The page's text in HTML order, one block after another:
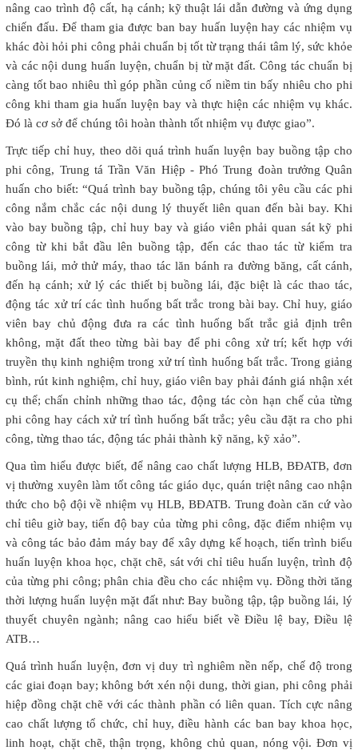
nâng cao trình độ cất, hạ cánh; kỹ thuật lái dẫn đường và ứng dụng
chiến đấu. Để tham gia được ban bay huấn luyện hay các nhiệm vụ
khác đòi hỏi phi công phải chuẩn bị tốt từ trạng thái tâm lý, sức khỏe
và các nội dung huấn luyện, chuẩn bị từ mặt đất. Công tác chuẩn bị
càng tốt bao nhiêu thì góp phần củng cố niềm tin bấy nhiêu cho phi
công khi tham gia huấn luyện bay và thực hiện các nhiệm vụ khác.
Đó là cơ sở để chúng tôi hoàn thành tốt nhiệm vụ được giao”.
Trực tiếp chỉ huy, theo dõi quá trình huấn luyện bay buồng tập cho
phi công, Trung tá Trần Văn Hiệp - Phó Trung đoàn trưởng Quân
huấn cho biết: “Quá trình bay buồng tập, chúng tôi yêu cầu các phi
công nắm chắc các nội dung lý thuyết liên quan đến bài bay. Khi
vào bay buồng tập, chỉ huy bay và giáo viên phải quan sát kỹ phi
công từ khi bắt đầu lên buồng tập, đến các thao tác từ kiểm tra
buồng lái, mở thử máy, thao tác lăn bánh ra đường băng, cất cánh,
đến hạ cánh; xử lý các thiết bị buồng lái, đặc biệt là các thao tác,
động tác xử trí các tình huống bất trắc trong bài bay. Chỉ huy, giáo
viên bay chủ động đưa ra các tình huống bất trắc giả định trên
không, mặt đất theo từng bài bay để phi công xử trí; kết hợp với
truyền thụ kinh nghiệm trong xử trí tình huống bất trắc. Trong giảng
bình, rút kinh nghiệm, chỉ huy, giáo viên bay phải đánh giá nhận xét
cụ thể; chấn chỉnh những thao tác, động tác còn hạn chế của từng
phi công hay cách xử trí tình huống bất trắc; yêu cầu đặt ra cho phi
công, từng thao tác, động tác phải thành kỹ năng, kỹ xảo”.
Qua tìm hiểu được biết, để nâng cao chất lượng HLB, BĐATB, đơn
vị thường xuyên làm tốt công tác giáo dục, quán triệt nâng cao nhận
thức cho bộ đội về nhiệm vụ HLB, BĐATB. Trung đoàn căn cứ vào
chỉ tiêu giờ bay, tiến độ bay của từng phi công, đặc điểm nhiệm vụ
và công tác bảo đảm máy bay để xây dựng kế hoạch, tiến trình biểu
huấn luyện khoa học, chặt chẽ, sát với chỉ tiêu huấn luyện, trình độ
của từng phi công; phân chia đều cho các nhiệm vụ. Đồng thời tăng
thời lượng huấn luyện mặt đất như: Bay buồng tập, tập buồng lái, lý
thuyết chuyên ngành; nâng cao hiểu biết về Điều lệ bay, Điều lệ
ATB…
Quá trình huấn luyện, đơn vị duy trì nghiêm nền nếp, chế độ trong
các giai đoạn bay; không bớt xén nội dung, thời gian, phi công phải
hiệp đồng chặt chẽ với các thành phần có liên quan. Tích cực nâng
cao chất lượng tổ chức, chỉ huy, điều hành các ban bay khoa học,
linh hoạt, chặt chẽ, thận trọng, không chủ quan, nóng vội. Đơn vị